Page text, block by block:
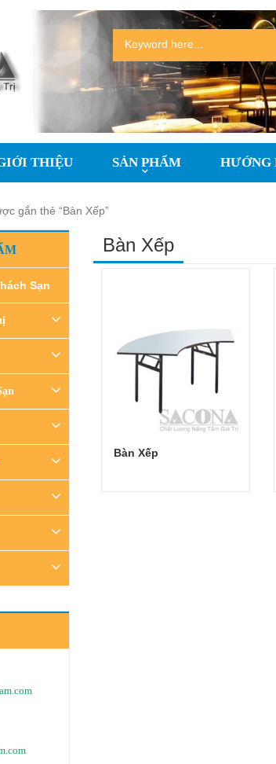
THIỆU SẢN PHẨM HƯỚNG
gắn thẻ “Bàn Xếp”
Bàn Xếp
Bàn Xếp
Sạn